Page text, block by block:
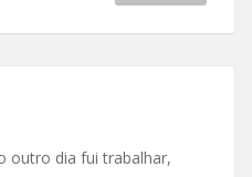
outro dia fui trabalhar,